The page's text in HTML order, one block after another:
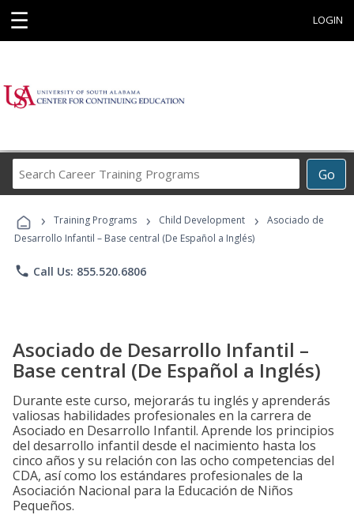
☰ LOGIN
Go
Career
Programs
› Training Programs › Child Development ›
Asociado de
Desarrollo Infantil – Base central (De Español a Inglés)
phone Call Us: 855.520.6806
Asociado de Desarrollo Infantil –
Base central (De Español a Inglés)
Durante este curso, mejorarás tu inglés y aprenderás
valiosas habilidades profesionales en la carrera de
Asociado en Desarrollo Infantil. Aprende los principios
del desarrollo infantil desde el nacimiento hasta los
cinco años y su relación con las ocho competencias del
CDA, así como los estándares profesionales de la
Asociación Nacional para la Educación de Niños
Pequeños.